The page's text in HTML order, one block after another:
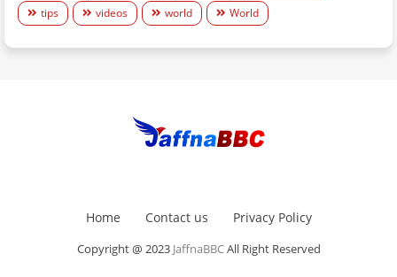
tips
videos world World
Home Contact us Privacy Policy
Copyright @ 2023 JaffnaBBCAll Right Reserved